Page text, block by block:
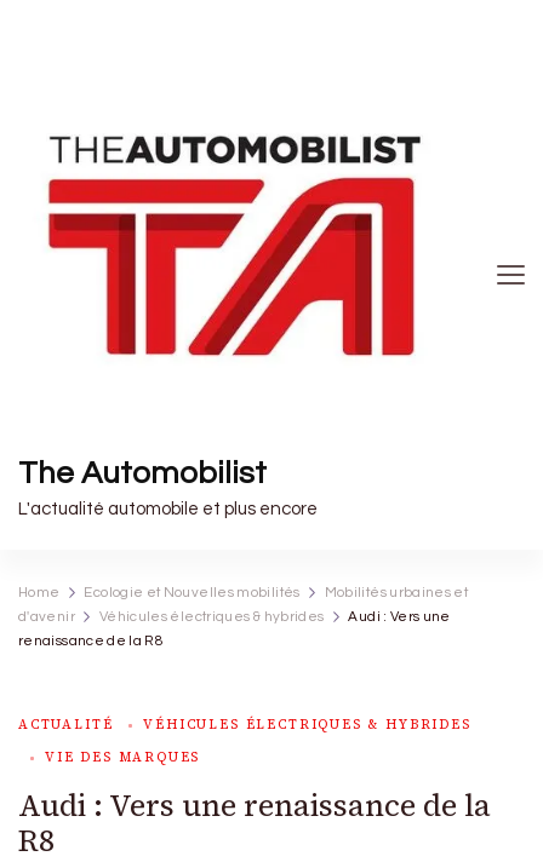
The Automobilist
L'actualité automobile et plus encore
Home Ecologie et Nouvelles mobilités
Mobilités urbaines et
d'avenir
Véhicules électriques & hybrides
Audi : Vers une
renaissance de la R8
ACTUALITÉ
VÉHICULES ÉLECTRIQUES & HYBRIDES
VIE DES MARQUES
Audi : Vers une renaissance de la
R8